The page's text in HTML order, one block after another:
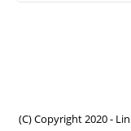
(C) Copyright 2020 -